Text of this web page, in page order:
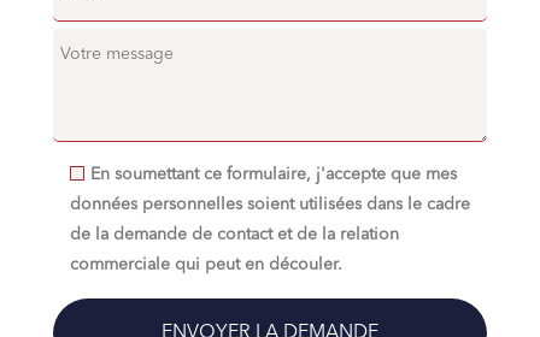
En soumettant ce formulaire, j'accepte que mes
données personnelles soient utilisées dans le cadre
de la demande de contact et de la relation
commerciale qui peut en découler.